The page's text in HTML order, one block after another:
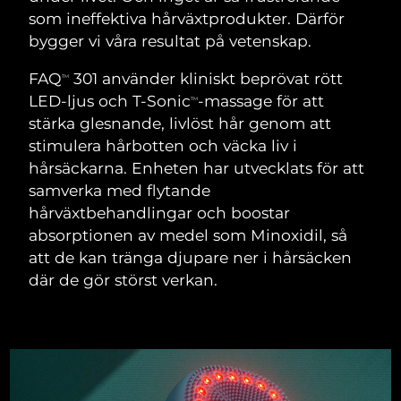
som ineffektiva hårväxtprodukter. Därför
bygger vi våra resultat på vetenskap.
FAQTM
301 använder kliniskt beprövat rött
LED-ljus och T-SonicTM-massage för att
stärka glesnande, livlöst hår genom att
stimulera hårbotten och väcka liv i
hårsäckarna. Enheten har utvecklats för att
samverka med flytande
hårväxtbehandlingar och boostar
absorptionen av medel som Minoxidil, så
att de kan tränga djupare ner i hårsäcken
där de gör störst verkan.
Ansiktsrengöring
LUNA™ 4-paket
Anti-aging massage
LUNA™ 4 Plus
Massage, LED heating
Ansiktslyft
BEAR™ 2-paket
Microcurrent toning
BEAR™ 2 go
Microcurrent toning on-the-go
Återfuktning
UFO™ 3-paket
Deep facial hydration
Near-infrared and red light therapy
device
Munvård
issa™ 4
Hybrid silicone sonic toothbrush
Smart hybrid silicone sonic toothbrush
FAQ™ ANTI-AGING-BEHANDLING
LED-behandlingar
Österrike Förväntad leverans9/8/26
Bahrain Förväntad leverans 10/8/26
Belgien Förväntad leverans
Bermuda Förväntad leverans
Bosnien och
Hercegovina
Förväntad leverans
Brunei Förväntad leverans14/8/26
Förväntad leverans